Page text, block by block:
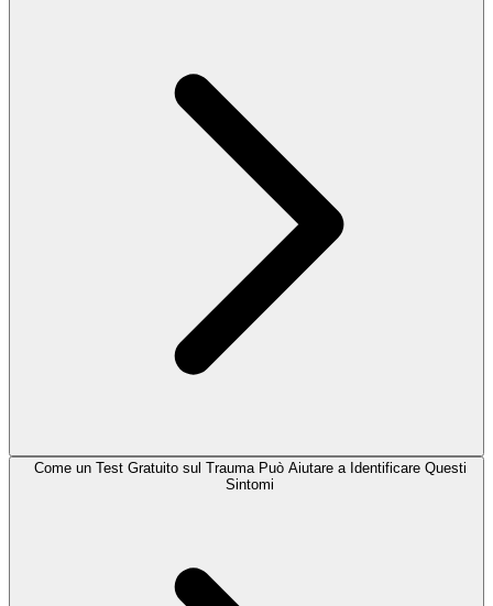
Come un Test Gratuito sul Trauma Può Aiutare a Identificare Questi
Sintomi